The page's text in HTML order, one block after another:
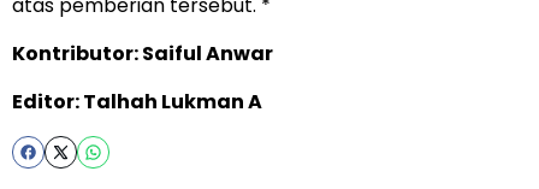
atas pemberian tersebut. *
Kontributor: Saiful Anwar
Editor: Talhah Lukman A